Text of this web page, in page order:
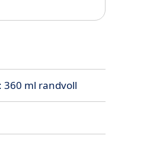
: 360 ml randvoll